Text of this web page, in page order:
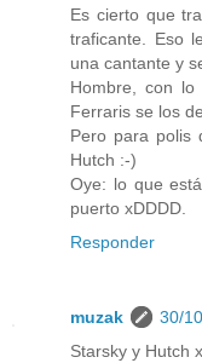
Es cierto que
traficante. Eso
una cantante y
Hombre, con
Ferraris se los
Pero para polis
Hutch :-)
Oye: lo que
puerto xDDDD.
Responder
muzak
30/
Starsky y Hutch